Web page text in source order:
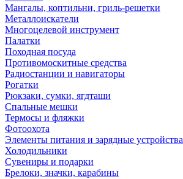
Мангалы, коптильни, гриль-решетки
Металлоискатели
Многоцелевой инструмент
Палатки
Походная посуда
Противомоскитные средства
Радиостанции и навигаторы
Рогатки
Рюкзаки, сумки, ягдташи
Спальные мешки
Термосы и фляжки
Фотоохота
Элементы питания и зарядные устройства
Холодильники
Сувениры и подарки
Брелоки, значки, карабины